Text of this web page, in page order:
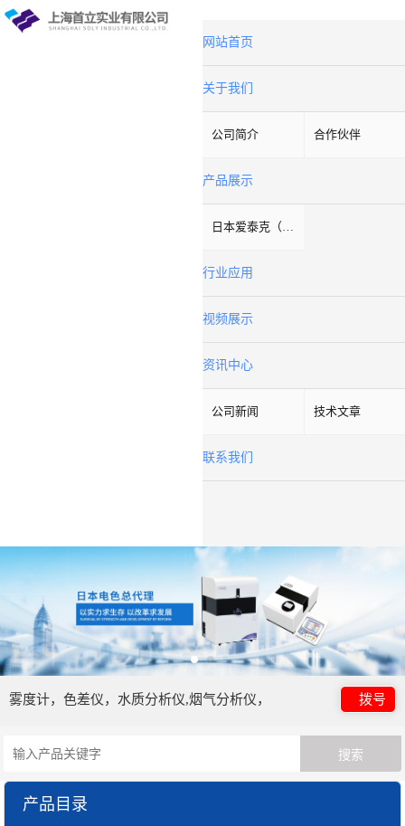
网站首页
关于我们
公司简介 合作伙伴
产品展示
日本爱泰克（ETAC）
行业应用
视频展示
资讯中心
公司新闻 技术文章
联系我们
雾度计，色差仪，水质分析仪,烟气分析仪， 拨号
产品目录